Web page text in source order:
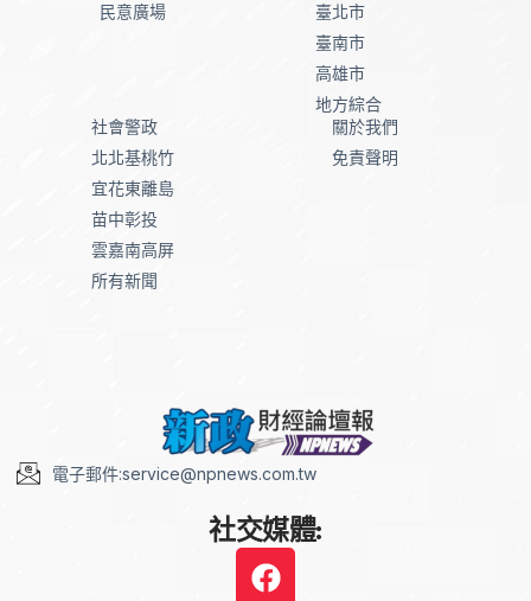
民意廣場
臺北市
臺南市
高雄市
地方綜合
社會警政
北北基桃竹
宜花東離島
苗中彰投
雲嘉南高屏
所有新聞
關於我們
免責聲明
電子郵件:service@npnews.com.tw
社交媒體: